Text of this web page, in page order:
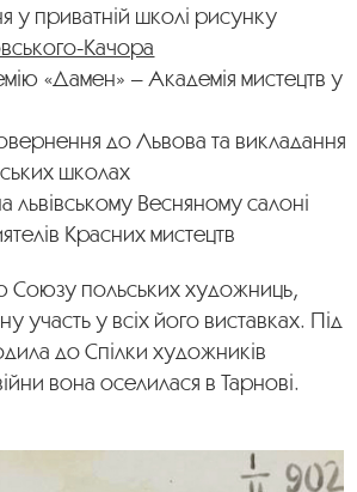
у приватній школі рисунку
Качора
«Дамен» – Академія мистецтв у
до Львова та викладання
школах
Весняному салоні
Красних мистецтв
Союзу польських художниць,
участь у всіх його виставках. Під
до Спілки художників
вона оселилася в Тарнові.